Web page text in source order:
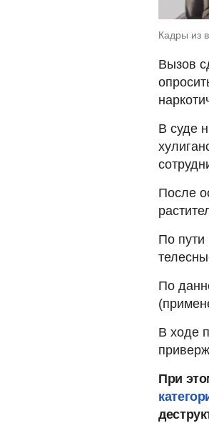
Кадры из
Вызов
В суде
После
По пути
По
В ходе
При